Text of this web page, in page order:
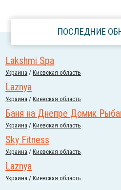
ПОСЛЕДНИЕ
Lakshmi Spa
Украина /Киевская область
Laznya
Украина /Киевская область
Баня на Днепре Домик
Украина /Киевская область
Sky Fitness
Украина /Киевская область
Laznya
Украина /Киевская область